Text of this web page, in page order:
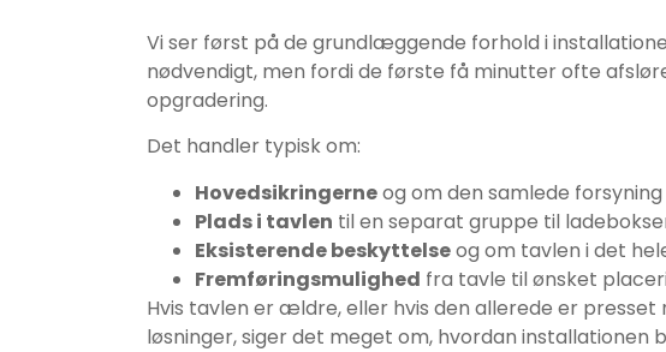
Vi ser først på de grundlæggende forhold i
nødvendigt, men fordi de første få minutter ofte
opgradering.
Det handler typisk om:
Hovedsikringerneog om den samlede
Plads i tavlen til en separat gruppe til
Eksisterende beskyttelseog om tavlen i det
Fremføringsmulighed fra tavle til ønsket
Hvis tavlen er ældre, eller hvis den allerede er
løsninger, siger det meget om, hvordan installationen